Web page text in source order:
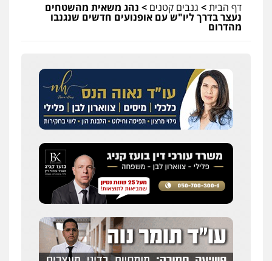
דף הבית> גנבים קטנים > נהג משאית מהשטחים
נעצר בדרך ליו"ש עם אופנועים חדשים שנגנבו
מהדרום